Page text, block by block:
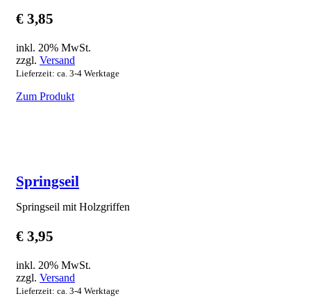
€ 3,85
inkl. 20% MwSt.
zzgl. Versand
Lieferzeit: ca. 3-4 Werktage
Zum Produkt
Springseil
Springseil mit Holzgriffen
€ 3,95
inkl. 20% MwSt.
zzgl. Versand
Lieferzeit: ca. 3-4 Werktage